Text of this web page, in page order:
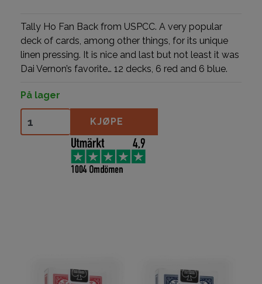
Tally Ho Fan Back from USPCC. A very popular
deck of cards, among other things, for its unique
linen pressing. It is nice and last but not least it was
Dai Vernon’s favorite… 12 decks, 6 red and 6 blue.
På lager
KJØPE